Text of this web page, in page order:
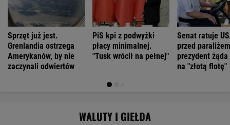
Sprzęt już jest.
Grenlandia ostrzega
Amerykanów, by nie
zaczynali odwiertów
PiS kpi z podwyżki
płacy minimalnej.
"Tusk wrócił na pełnej"
Senat ratuje
przed
prezydent żąda
na "złotą flotę"
WALUTY I GIEŁDA